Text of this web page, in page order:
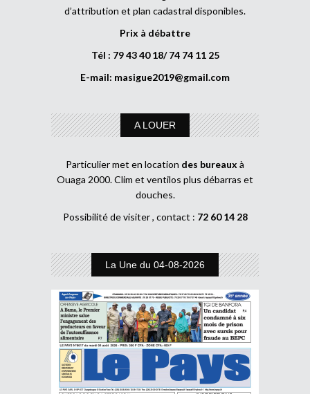
d’attribution et plan cadastral disponibles.
Prix à débattre
Tél : 79 43 40 18/ 74 74 11 25
E-mail: masigue2019@gmail.com
A LOUER
Particulier met en location des bureaux à
Ouaga 2000. Clim et ventilos plus débarras et
douches.
Possibilité de visiter , contact : 72 60 14 28
La Une du 04-08-2026